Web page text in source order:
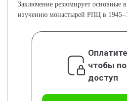
Заключение резюмирует основные
изучению монастырей РПЦ в
чтобы
доступ